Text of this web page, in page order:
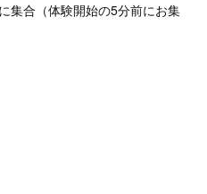
集合（体験開始の5分前にお集